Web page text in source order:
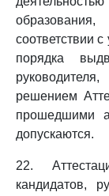
соответствии
порядка
решением
прошедшими
допускаются.
22.
кандидатов,